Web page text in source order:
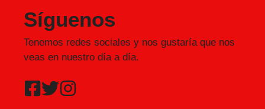
Síguenos
Tenemos redes sociales y nos gustaría que nos
veas en nuestro día a día.